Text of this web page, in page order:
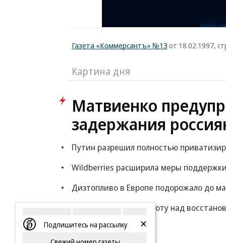
Газета «Коммерсантъ» №13 от 18.02.1997,
Картина дня
Матвиенко
задержания
Путин разрешил полностью
Wildberries расширила меры
Дизтопливо в Европе подорожало до
«Ижавиа» начала работу над
Еще
Подпишитесь на рассылку